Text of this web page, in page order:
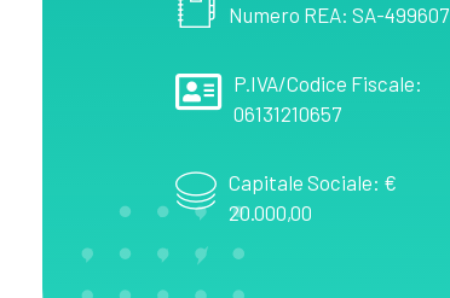
Numero REA: SA-499607
P.IVA/Codice Fiscale:
06131210657
Capitale Sociale: €
20.000,00